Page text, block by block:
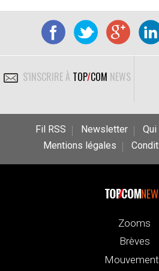
S'INSCRIRE À TOP/COM NEWS
Fil RSS Newsletter
Mentions légales
Zooms
Brèves